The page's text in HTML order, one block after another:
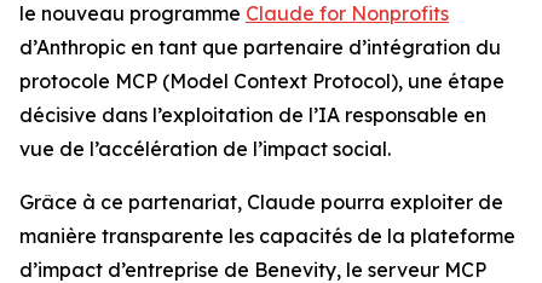
le nouveau programme Claude for Nonprofits
d’Anthropic en tant que partenaire d’intégration du
protocole MCP (Model Context Protocol), une étape
décisive dans l’exploitation de l’IA responsable en
vue de l’accélération de l’impact social.
Grâce à ce partenariat, Claude pourra exploiter de
manière transparente les capacités de la plateforme
d’impact d’entreprise de Benevity, le serveur MCP